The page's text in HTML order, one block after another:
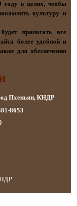
году в целях, чтобы
культуру и
прилагать все
более удобной и
для обеспечения
Пхеньян, КНДР
8653